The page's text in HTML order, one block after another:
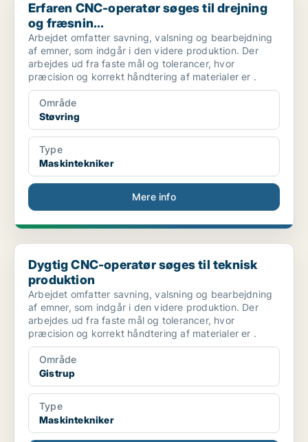
Erfaren CNC-operatør søges til drejning
og fræsnin...
Arbejdet omfatter savning, valsning og bearbejdning
af emner, som indgår i den videre produktion. Der
arbejdes ud fra faste mål og tolerancer, hvor
præcision og korrekt håndtering af materialer er .
Område
Støvring
Type
Maskintekniker
Mere info
Dygtig CNC-operatør søges til teknisk produktion
Dygtig CNC-operatør søges til teknisk
produktion
Arbejdet omfatter savning, valsning og bearbejdning
af emner, som indgår i den videre produktion. Der
arbejdes ud fra faste mål og tolerancer, hvor
præcision og korrekt håndtering af materialer er .
Område
Gistrup
Type
Maskintekniker